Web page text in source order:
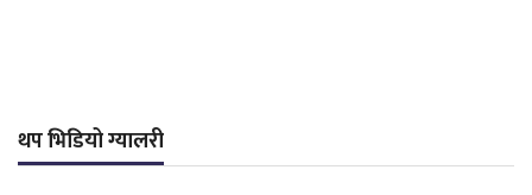
थप भिडियो ग्यालरी